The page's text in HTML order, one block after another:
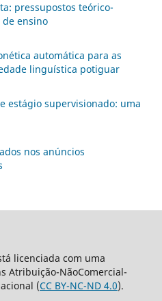
pressupostos teórico-
de ensino
automática para as
linguística potiguar
estágio supervisionado: uma
nos anúncios
licenciada com uma
Atribuição-NãoComercial-
(CC BY-NC-ND 4.0).